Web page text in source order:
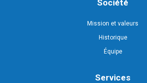
Société
Mission et valeurs
Historique
Équipe
Services